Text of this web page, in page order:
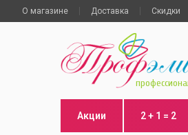
О магазине Доставка Скидки
Акции 2 + 1 = 2